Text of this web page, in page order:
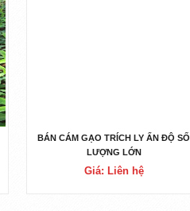
BÁN CÁM GẠO TRÍCH LY ẤN ĐỘ SỐ
LƯỢNG LỚN
Giá: Liên hệ